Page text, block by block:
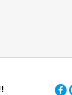
v každém
ČR!!!!